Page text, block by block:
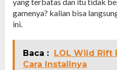
gamenya? kalian bisa
ini.
Baca : LOL Wild Rift
Cara Installnya